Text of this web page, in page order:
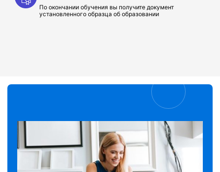
По окончании обучения вы получите документ
установленного образца об образовании